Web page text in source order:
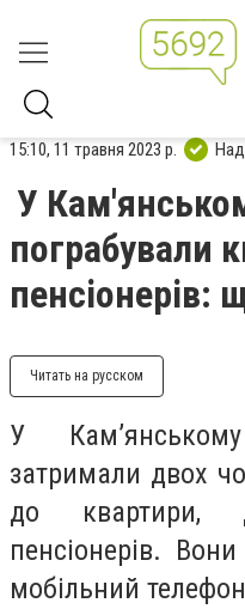
15:10, 11 травня 2023 р.
У
пограбували
пенсіонерів:
Читать на русском
У
затримали двох
до квартири,
пенсіонерів.
мобільний